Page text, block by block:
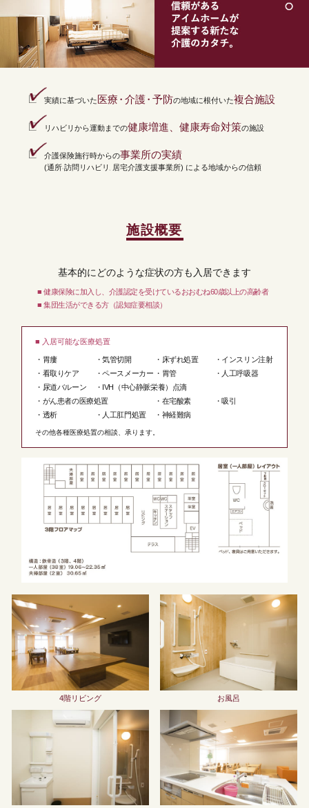
実績に基づいた医療・介護・予防の地域に根付いた複合施設
リハビリから運動までの健康増進、健康寿命対策の施設
介護保険施行時からの事業所の実績
(通所・訪問リハビリ 居宅介護支援事業所) による地域からの信頼
施設概要
基本的にどのような症状の方も入居できます
■ 健康保険に加入し、介護認定を受けているおおむね60歳以上の高齢者
■ 集団生活ができる方（認知症要相談）
■ 入居可能な医療処置
・胃瘻 ・気管切開 ・床ずれ処置
・インスリン注射
・看取りケア
・ペースメーカー ・胃管
・人工呼吸器
・尿道バルーン
・IVH（中心静脈栄養）点滴
・がん患者の医療処置
・在宅酸素
・吸引
・透析
・人工肛門処置 ・神経難病
その他各種医療処置の相談、承ります。
4階リビング お風呂